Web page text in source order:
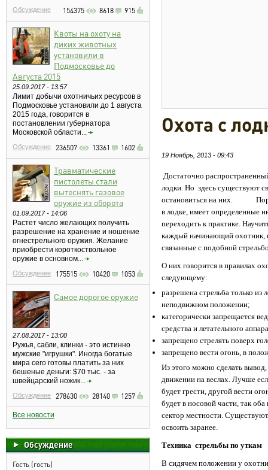
Обсуждение 154375 8618 915
Квоты на охоту на
диких животных
установили в
Подмосковье до
Августа 2015
25.09.2017 - 13:57
Лимит добычи охотничьих ресурсов в
Подмосковье установили до 1 августа
2015 года, говорится в
постановлении губернатора
Московской области...
Обсуждение 236507 13361 1602
Травматические
пистолеты стали
вытеснять газовое
оружие из оборота
01.09.2017 - 14:06
Растет число желающих получить
разрешение на хранение и ношение
огнестрельного оружия. Желание
приобрести короткоствольное
оружие в основном...
Обсуждение 175515 10420 1053
Самое дорогое оружие
27.08.2017 - 13:00
Ружья, сабли, клинки - это истинно
мужские "игрушки". Иногда богатые
мира сего готовы платить за них
бешеные деньги: $70 тыс. - за
швейцарский ножик...
Обсуждение 278630 28140 1257
Все новости
Обсуждение
Гость (гость)
Охота с
19 Ноябрь, 2013 - 09:43
Достаточно
лодки. Но здесь существуют
остановиться на них.
в лодке, имеет определенные
переходить к практике.
каждый начинающий охотник,
связанные с подобной
О них говорится в правилах
следующему:
разрешена стрельба только из
неподвижном положении;
категорически запрещается
средства и летательного
запрещено стрелять поверх
запрещено вести огонь, в
Из этого можно сделать
движении на веслах. Лучше
будет грести, другой вести
будет в носовой части, так
сектор местности.
освоить заранее.
Техника стрельбы по уткам
В сидячем положении у